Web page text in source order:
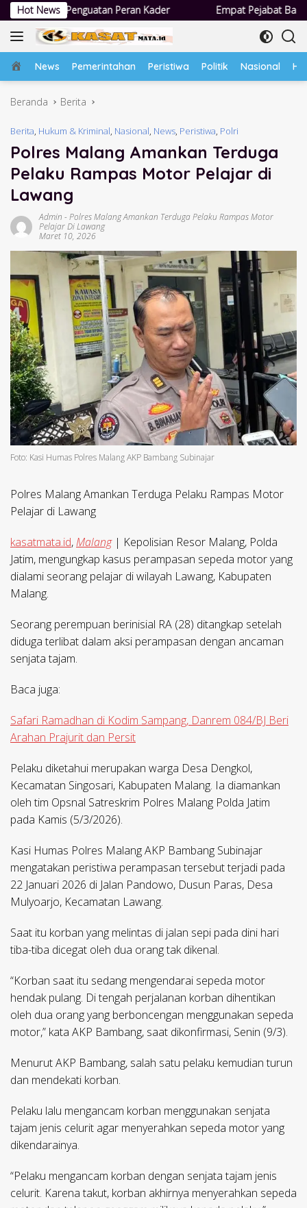
Langsung
ke
konten
Hot News
Peran Kader Empat Pejabat Baru Pemdes Semampir
Home
News Pemerintahan Peristiwa Politik Nasional
Beranda Berita
Berita, Hukum & Kriminal, Nasional, News, Peristiwa, Polri
Polres Malang Amankan Terduga
Pelaku Rampas Motor Pelajar di
Lawang
Admin -Polres Malang Amankan Terduga Pelaku Rampas Motor
Pelajar Di Lawang
Maret 10, 2026
Foto: Kasi Humas Polres Malang AKP Bambang Subinajar
Polres Malang Amankan Terduga Pelaku Rampas Motor
Pelajar di Lawang
kasatmata.id,Malang| Kepolisian Resor Malang, Polda
Jatim, mengungkap kasus perampasan sepeda motor yang
dialami seorang pelajar di wilayah Lawang, Kabupaten
Malang.
Seorang perempuan berinisial RA (28) ditangkap setelah
diduga terlibat dalam aksi perampasan dengan ancaman
senjata tajam.
Baca juga:
Safari Ramadhan di Kodim Sampang, Danrem 084/BJ Beri
Arahan Prajurit dan Persit
Pelaku diketahui merupakan warga Desa Dengkol,
Kecamatan Singosari, Kabupaten Malang. Ia diamankan
oleh tim Opsnal Satreskrim Polres Malang Polda Jatim
pada Kamis (5/3/2026).
Kasi Humas Polres Malang AKP Bambang Subinajar
mengatakan peristiwa perampasan tersebut terjadi pada
22 Januari 2026 di Jalan Pandowo, Dusun Paras, Desa
Mulyoarjo, Kecamatan Lawang.
Saat itu korban yang melintas di jalan sepi pada dini hari
tiba-tiba dicegat oleh dua orang tak dikenal.
“Korban saat itu sedang mengendarai sepeda motor
hendak pulang. Di tengah perjalanan korban dihentikan
oleh dua orang yang berboncengan menggunakan sepeda
motor,” kata AKP Bambang, saat dikonfirmasi, Senin (9/3).
Menurut AKP Bambang, salah satu pelaku kemudian turun
dan mendekati korban.
Pelaku lalu mengancam korban menggunakan senjata
tajam jenis celurit agar menyerahkan sepeda motor yang
dikendarainya.
“Pelaku mengancam korban dengan senjata tajam jenis
celurit. Karena takut, korban akhirnya menyerahkan sepeda